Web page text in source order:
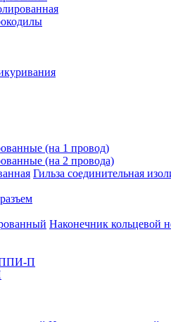
(на 1 провод)
(на 2 провода)
Гильза соединительная
Наконечник кольцевой
П